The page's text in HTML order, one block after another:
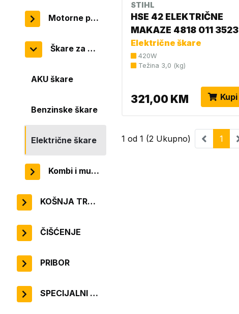
Motorne pile
Škare za živicu
AKU škare
Benzinske škare
Električne škare
Kombi i multi sistem
KOŠNJA TRAVNJAKA
ČIŠĆENJE
PRIBOR
SPECIJALNI UREĐAJI
STIHL
HSE 42 ELEKTRIČNE
MAKAZE 4818 011 3523
Električne škare
420W
Težina 3,0 (kg)
321,00 KM Kupi
1 od 1 (2 Ukupno) 1